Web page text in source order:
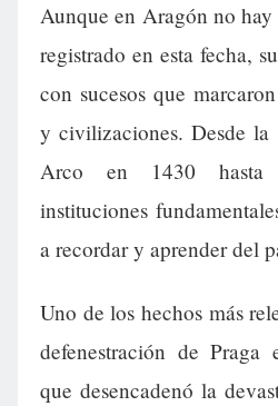
Aunque en Aragón no
registrado en esta fecha,
con sucesos que
y civilizaciones. Desde la
Arco en 1430
instituciones
a recordar y aprender del
Uno de los hechos más
defenestración de
que desencadenó la